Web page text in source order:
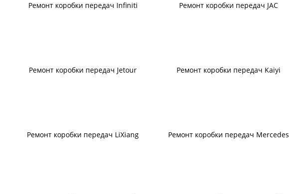
Ремонт коробки передач Infiniti Ремонт коробки передач JAC
Ремонт коробки передач Jetour Ремонт коробки передач Kaiyi
Ремонт коробки передач LiXiang Ремонт коробки передач Mercedes